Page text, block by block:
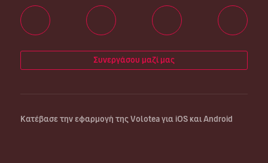
Συνεργάσου μαζί μας
Κατέβασε την εφαρμογή της Volotea για iOS και Android